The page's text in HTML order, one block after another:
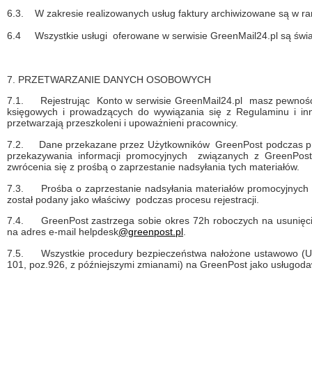
6.3.
W zakresie realizowanych usług faktury archiwizowane są w
6.4 Wszystkie usługi oferowane w serwisie GreenMail24.pl są
7. PRZETWARZANIE DANYCH OSOBOWYCH
7.1.
Rejestrując Konto w serwisie GreenMail24.pl masz
księgowych i prowadzących do wywiązania się z Regulaminu i
przetwarzają przeszkoleni i upoważnieni pracownicy.
7.2.
Dane przekazane przez Użytkowników GreenPost podczas
przekazywania informacji promocyjnych związanych z
zwrócenia się z prośbą o zaprzestanie nadsyłania tych materiałów.
7.3.
Prośba o zaprzestanie nadsyłania materiałów
został podany jako właściwy podczas procesu rejestracji.
7.4.
GreenPost zastrzega sobie okres 72h roboczych na
na adres e-mail helpdesk@greenpost.pl.
7.5.
Wszystkie procedury bezpieczeństwa nałożone ustawowo
101, poz.926, z późniejszymi zmianami) na GreenPost jako